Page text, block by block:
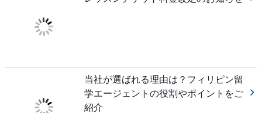
当社が選ばれる理由は？フィリピン留
学エージェントの役割やポイントをご
紹介